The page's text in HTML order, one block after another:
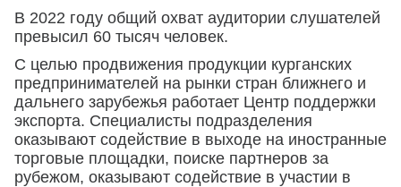
В 2022 году общий охват аудитории слушателей
превысил 60 тысяч человек.
С целью продвижения продукции курганских
предпринимателей на рынки стран ближнего и
дальнего зарубежья работает Центр поддержки
экспорта. Специалисты подразделения
оказывают содействие в выходе на иностранные
торговые площадки, поиске партнеров за
рубежом, оказывают содействие в участии в